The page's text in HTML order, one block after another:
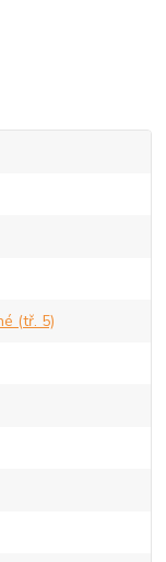
(tř. 5)